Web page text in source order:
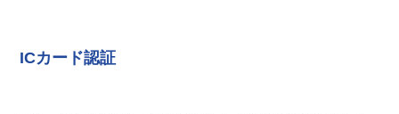
ICカード認証